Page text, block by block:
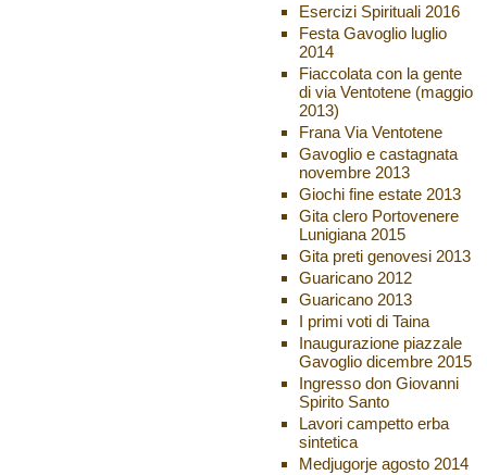
Esercizi Spirituali 2016
Festa Gavoglio luglio
2014
Fiaccolata con la gente
di via Ventotene (maggio
2013)
Frana Via Ventotene
Gavoglio e castagnata
novembre 2013
Giochi fine estate 2013
Gita clero Portovenere
Lunigiana 2015
Gita preti genovesi 2013
Guaricano 2012
Guaricano 2013
I primi voti di Taina
Inaugurazione piazzale
Gavoglio dicembre 2015
Ingresso don Giovanni
Spirito Santo
Lavori campetto erba
sintetica
Medjugorje agosto 2014